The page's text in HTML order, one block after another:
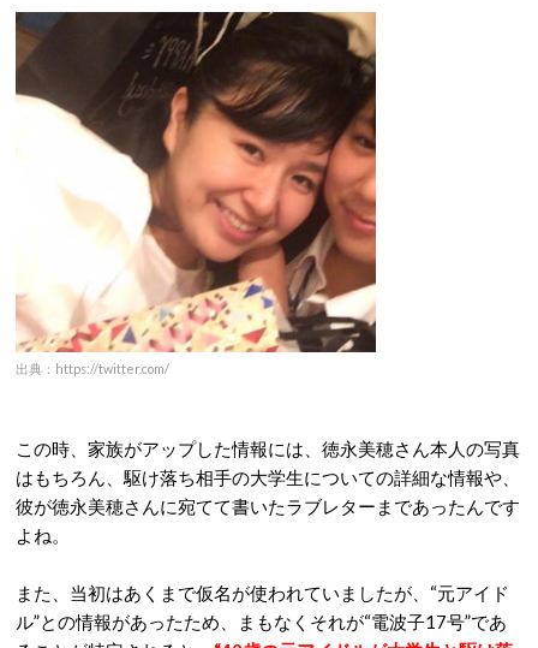
出典：https://twitter.com/
この時、家族がアップした情報には、徳永美穂さん本人の写真
はもちろん、駆け落ち相手の大学生についての詳細な情報や、
彼が徳永美穂さんに宛てて書いたラブレターまであったんです
よね。
また、当初はあくまで仮名が使われていましたが、“元アイド
ル”との情報があったため、まもなくそれが“電波子17号”であ